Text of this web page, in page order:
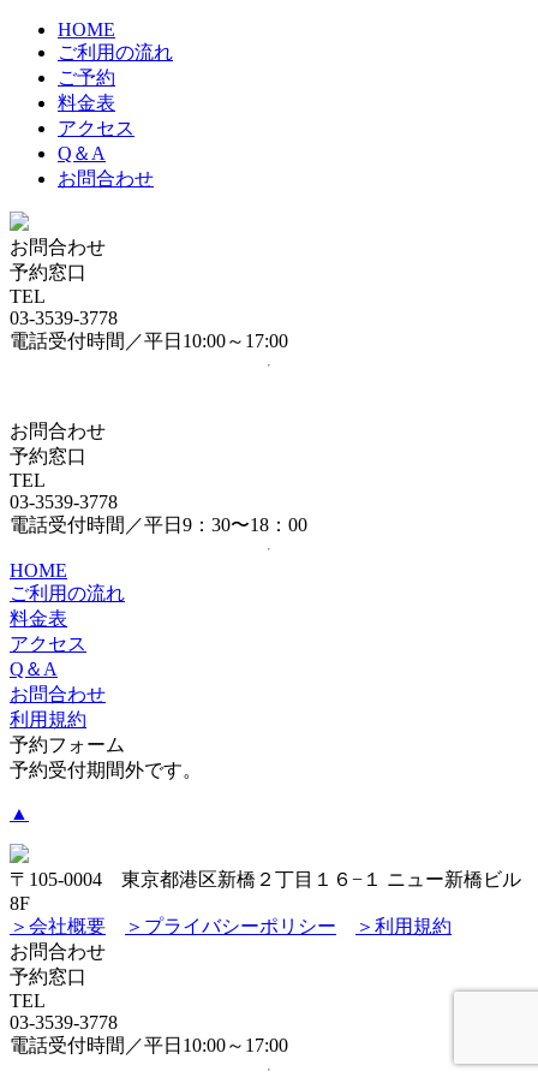
HOME
ご利用の流れ
ご予約
料金表
アクセス
Q＆A
お問合わせ
お問合わせ
予約窓口
TEL
03-3539-3778
電話受付時間／平日10:00～17:00
お問合わせ
予約窓口
TEL
03-3539-3778
電話受付時間／平日9：30〜18：00
HOME
ご利用の流れ
料金表
アクセス
Q＆A
お問合わせ
利用規約
予約フォーム
予約受付期間外です。
▲
〒105-0004 東京都港区新橋２丁目１６−１ ニュー新橋ビル
8F
＞会社概要
＞プライバシーポリシー
＞利用規約
お問合わせ
予約窓口
TEL
03-3539-3778
電話受付時間／平日10:00～17:00